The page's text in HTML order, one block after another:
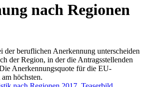
nach Regionen
der beruflichen Anerkennung unterscheiden
der Region, in der die Antragsstellenden
Anerkennungsquote für die EU-
höchsten.